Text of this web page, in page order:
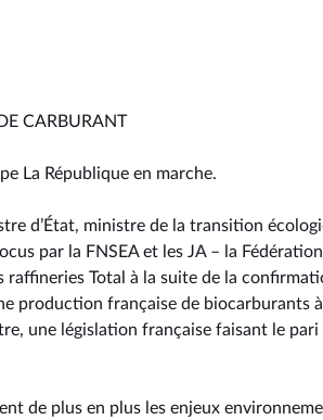
CARBURANT
La République en marche.
d’État, ministre de la transition
par la FNSEA et les JA – la
Total à la suite de la
production française de biocarburants
une législation française faisant le
de plus en plus les enjeux